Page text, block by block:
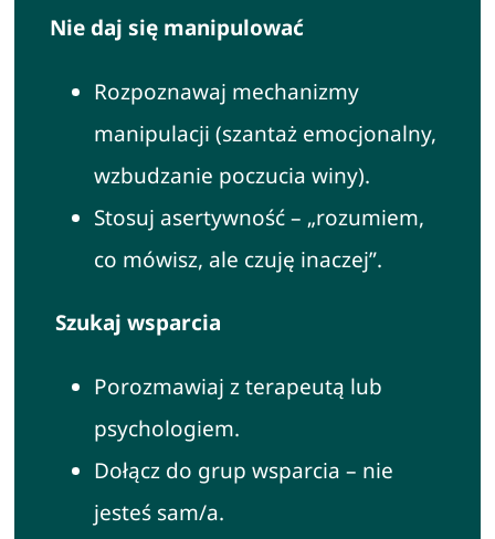
Nie daj się manipulować
Rozpoznawaj mechanizmy
manipulacji (szantaż emocjonalny,
wzbudzanie poczucia winy).
Stosuj asertywność – „rozumiem,
co mówisz, ale czuję inaczej”.
Szukaj wsparcia
Porozmawiaj z terapeutą lub
psychologiem.
Dołącz do grup wsparcia – nie
jesteś sam/a.